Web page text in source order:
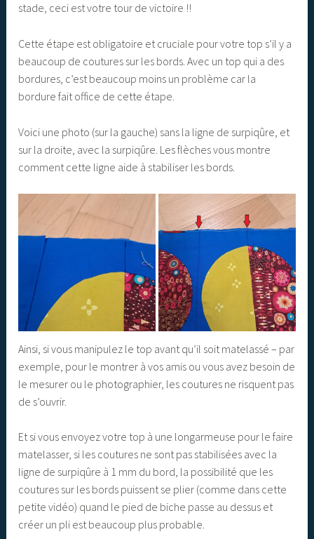
stade, ceci est votre tour de victoire !!
Cette étape est obligatoire et cruciale pour votre top s’il y a
beaucoup de coutures sur les bords. Avec un top qui a des
bordures, c’est beaucoup moins un problème car la
bordure fait office de cette étape.
Voici une photo (sur la gauche) sans la ligne de surpiqûre, et
sur la droite, avec la surpiqûre. Les flèches vous montre
comment cette ligne aide à stabiliser les bords.
Ainsi, si vous manipulez le top avant qu’il soit matelassé – par
exemple, pour le montrer à vos amis ou vous avez besoin de
le mesurer ou le photographier, les coutures ne risquent pas
de s’ouvrir.
Et si vous envoyez votre top à une longarmeuse pour le faire
matelasser, si les coutures ne sont pas stabilisées avec la
ligne de surpiqûre à 1 mm du bord, la possibilité que les
coutures sur les bords puissent se plier (comme dans cette
petite vidéo) quand le pied de biche passe au dessus et
créer un pli est beaucoup plus probable.